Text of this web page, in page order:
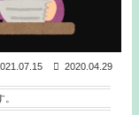
2020.04.29